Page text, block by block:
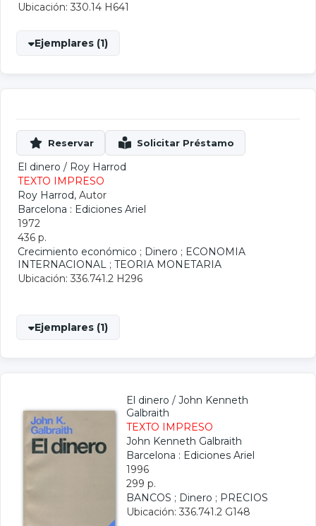
Ubicación: 330.14 H641
Ejemplares (1)
El dinero / Roy Harrod
TEXTO IMPRESO
Roy Harrod, Autor
Barcelona : Ediciones Ariel
1972
436 p.
Crecimiento económico ; Dinero ; ECONOMIA
INTERNACIONAL ; TEORIA MONETARIA
Ubicación: 336.741.2 H296
Ejemplares (1)
El dinero / John Kenneth
Galbraith
TEXTO IMPRESO
John Kenneth Galbraith
Barcelona : Ediciones Ariel
1996
299 p.
BANCOS ; Dinero ; PRECIOS
Ubicación: 336.741.2 G148